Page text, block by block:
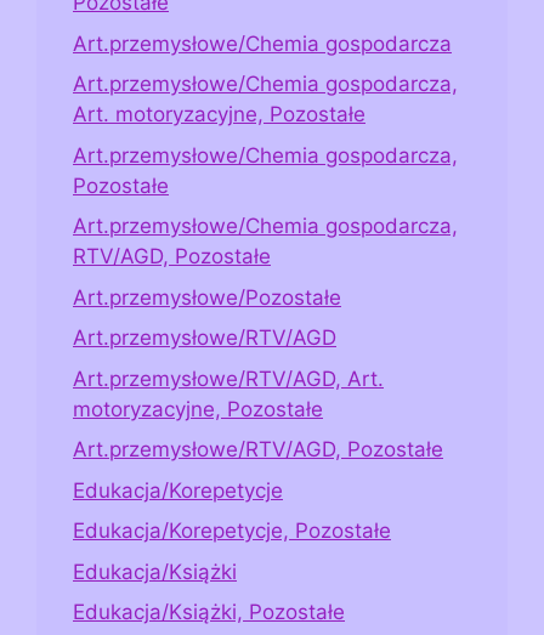
Art.przemysłowe/Chemia gospodarcza
Art.przemysłowe/Chemia gospodarcza,
Art. motoryzacyjne, Pozostałe
Art.przemysłowe/Chemia gospodarcza,
Pozostałe
Art.przemysłowe/Chemia gospodarcza,
RTV/AGD, Pozostałe
Art.przemysłowe/Pozostałe
Art.przemysłowe/RTV/AGD
Art.przemysłowe/RTV/AGD, Art.
motoryzacyjne, Pozostałe
Art.przemysłowe/RTV/AGD, Pozostałe
Edukacja/Korepetycje
Edukacja/Korepetycje, Pozostałe
Edukacja/Książki
Edukacja/Książki, Pozostałe